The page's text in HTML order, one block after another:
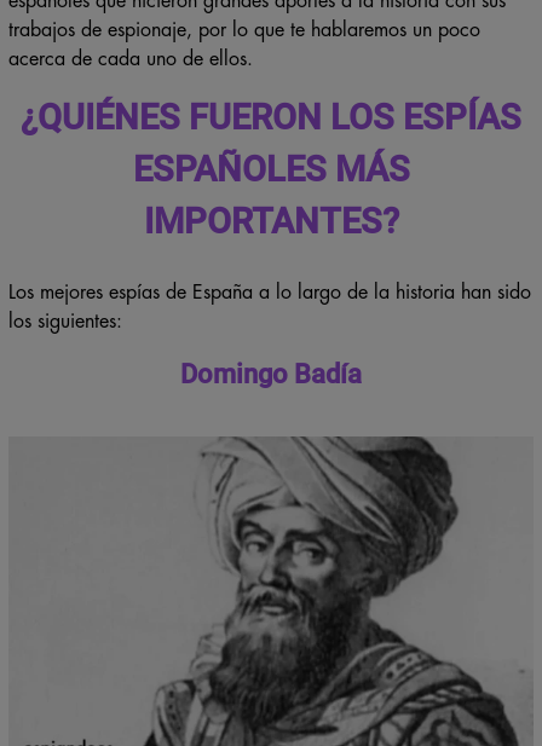
españoles que hicieron grandes aportes a la historia con sus
trabajos de espionaje, por lo que te hablaremos un poco
¿QUIÉNES FUERON LOS ESPÍAS
ESPAÑOLES MÁS
IMPORTANTES?
Los mejores espías de España a lo largo de la historia han sido
Domingo Badía